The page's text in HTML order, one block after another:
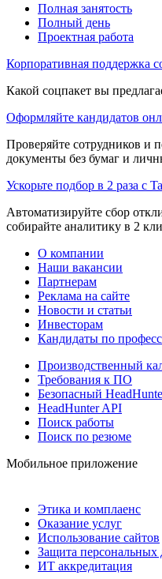
Полная занятость
Полный день
Проектная работа
Корпоративная поддержка
Какой соцпакет вы
Оформляйте кандидатов
Проверяйте сотрудников и
документы без бумаг и
Ускорьте подбор в 2 раза с
Автоматизируйте сбор
собирайте аналитику в 2
О компании
Наши вакансии
Партнерам
Реклама на сайте
Новости и статьи
Инвесторам
Кандидаты по
Производственный
Требования к ПО
Безопасный
HeadHunter API
Поиск работы
Поиск по резюме
Мобильное приложение
Этика и комплаенс
Оказание услуг
Использование сайтов
Защита персональных
ИТ аккредитация